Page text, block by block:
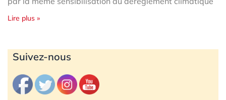
Lire plus »
Suivez-nous
Archives